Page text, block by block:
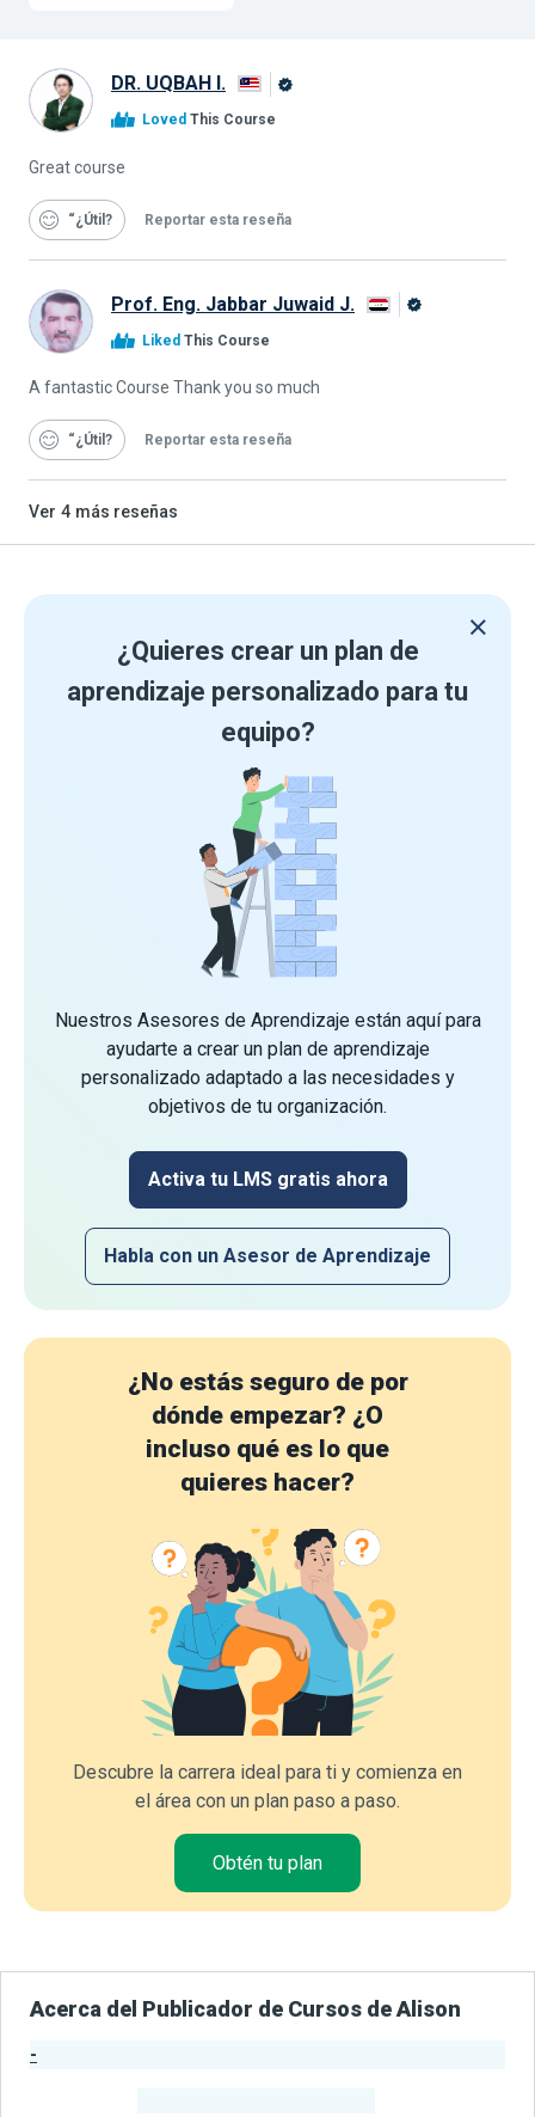
DR. UQBAH I.
Loved This Course
Great course
“¿Útil Reportar esta reseña
Prof. Eng. Jabbar Juwaid J.
Liked This Course
A fantastic Course Thank you so much
“¿Útil Reportar esta reseña
Ver 4 más reseñas
¿Quieres crear un plan de
aprendizaje personalizado para tu
equipo?
Nuestros Asesores de Aprendizaje están aquí para
ayudarte a crear un plan de aprendizaje
personalizado adaptado a las necesidades y
objetivos de tu organización.
Activa tu LMS gratis ahora
Habla con un Asesor de Aprendizaje
¿No estás seguro de por
dónde empezar? ¿O
incluso qué es lo que
quieres hacer?
Descubre la carrera ideal para ti y comienza en
el área con un plan paso a paso.
Obtén tu plan
Acerca del Publicador de Cursos de Alison
-